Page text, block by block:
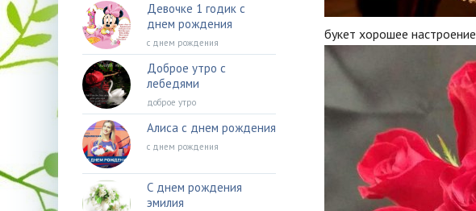
букет хорошее настроение
Девочке 1 годик с
днем рождения
с днем рождения
Доброе утро с
лебедями
доброе утро
Алиса с днем рождения
с днем рождения
С днем рождения
эмилия